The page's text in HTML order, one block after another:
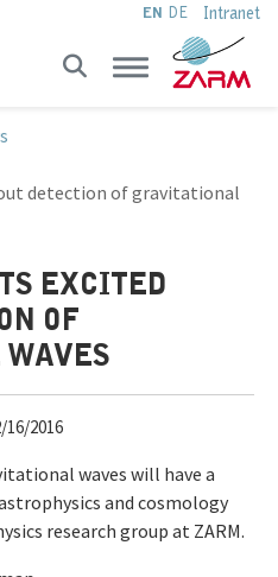
EN DE Intranet
detection of gravitational
EXCITED
OF
16/2016
waves will have a
and cosmology
research group at ZARM.